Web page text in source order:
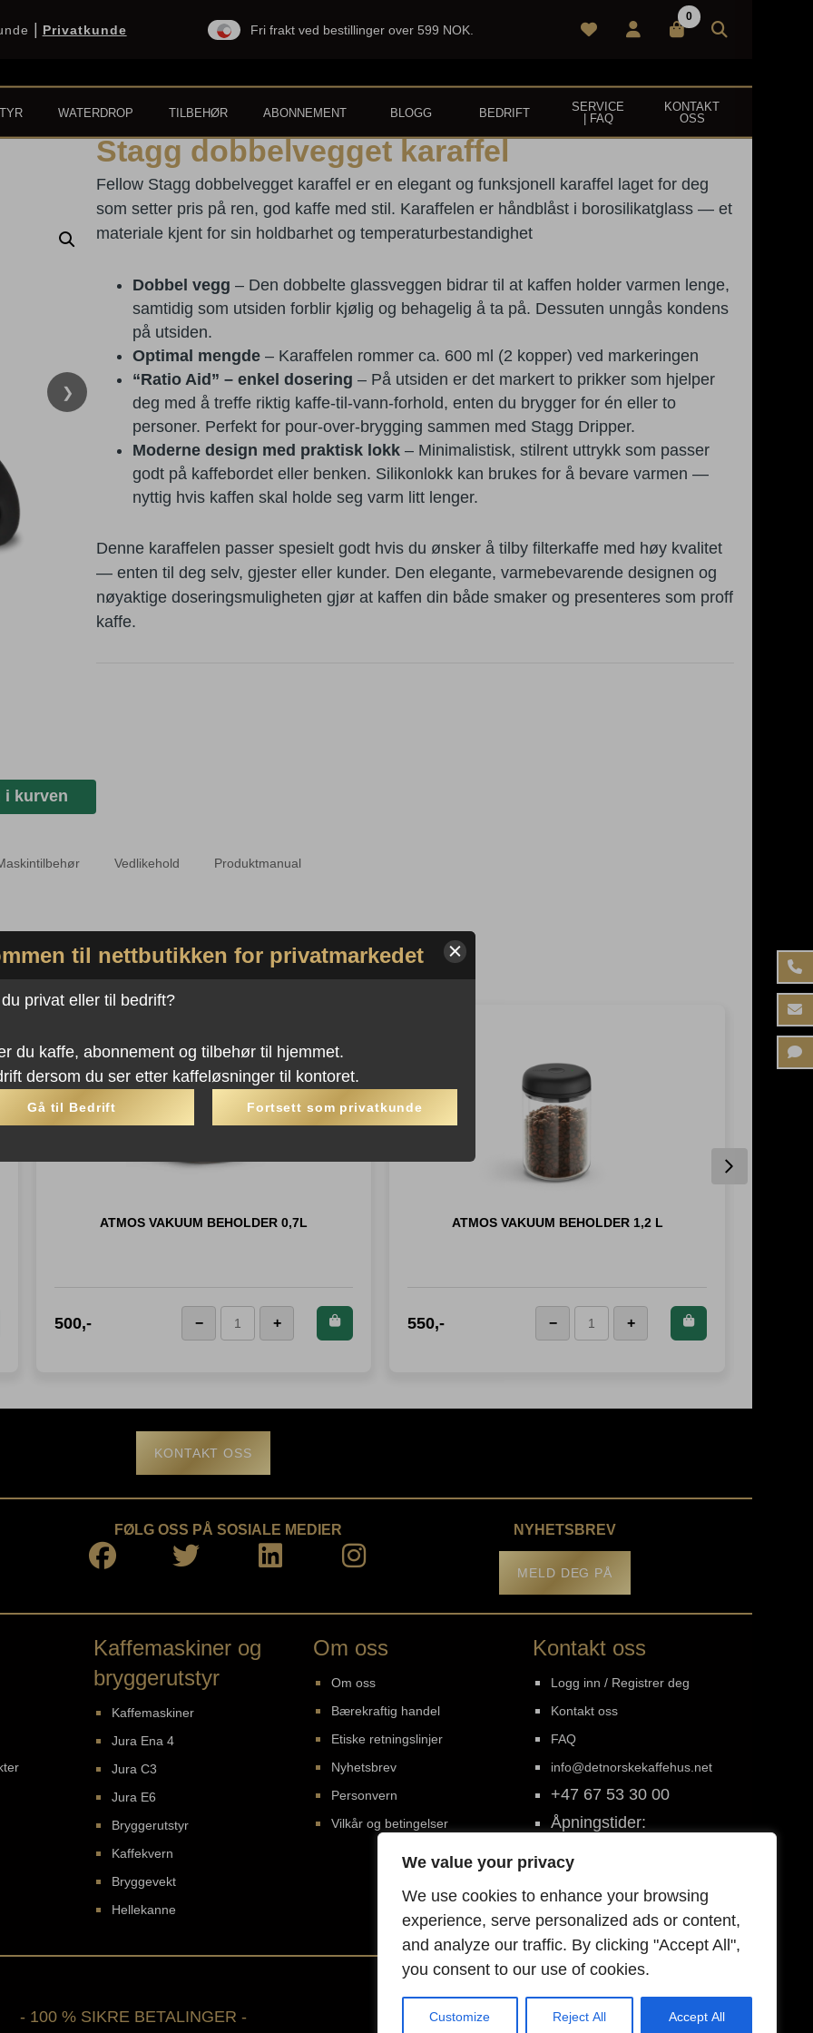
We value your privacy
We use cookies to enhance your browsing
experience, serve personalized ads or content,
and analyze our traffic. By clicking "Accept All",
you consent to our use of cookies.
Customize Reject All Accept All
Privatkunde Fri frakt ved bestillinger over 599 NOK.
0
WATERDROP TILBEHØR ABONNEMENT BLOGG BEDRIFT
SERVICE
| FAQ
KONTAKT
OSS
❯
i kurven
Stagg dobbelvegget karaffel
Fellow Stagg dobbelvegget karaffel er en elegant og funksjonell karaffel laget for deg
som setter pris på ren, god kaffe med stil. Karaf­felen er håndblåst i borosilikatglass — et
materiale kjent for sin holdbarhet og temperaturbestandighet
Dobbel vegg – Den dobbelte glassveggen bidrar til at kaffen holder varmen lenge,
samtidig som utsiden forblir kjølig og behagelig å ta på. Dessuten unngås kondens
på utsiden.
Optimal mengde – Karaf­felen rommer ca. 600 ml (2 kopper) ved markeringen
“Ratio Aid” – enkel dosering – På utsiden er det markert to prikker som hjelper
deg med å treffe riktig kaffe-til-vann-forhold, enten du brygger for én eller to
personer. Perfekt for pour-over-brygging sammen med Stagg Dripper.
Moderne design med praktisk lokk – Minimalistisk, stilrent uttrykk som passer
godt på kaffebordet eller benken. Silikonlokk kan brukes for å bevare varmen —
nyttig hvis kaffen skal holde seg varm litt lenger.
Denne karaffelen passer spesielt godt hvis du ønsker å tilby filterkaffe med høy kvalitet
— enten til deg selv, gjester eller kunder. Den elegante, varmebevarende designen og
nøyaktige doseringsmuligheten gjør at kaffen din både smaker og presenteres som proff
kaffe.
Vedlikehold Produktmanual
ATMOS VAKUUM BEHOLDER 0,7L
500,-
Kjøp dette produktet
og spar500Poeng!
− +
ATMOS VAKUUM BEHOLDER 1,2 L
550,-
Kjøp dette produktet
og spar550Poeng!
− +
Next
KONTAKT OSS
FØLG OSS PÅ SOSIALE MEDIER NYHETSBREV
MELD DEG PÅ
Kaffemaskiner og
bryggerutstyr
Kaffemaskiner
Jura Ena 4
Jura C3
Jura E6
Bryggerutstyr
Kaffekvern
Bryggevekt
Hellekanne
Om oss
Om oss
Bærekraftig handel
Etiske retningslinjer
Nyhetsbrev
Personvern
Vilkår og betingelser
Kontakt oss
Logg inn / Registrer deg
Kontakt oss
FAQ
info@detnorskekaffehus.net
+47 67 53 30 00
Åpningstider:
kl. 08-16
- 100 % SIKRE BETALINGER -
til nettbutikken for privatmarkedet
privat eller til bedrift?
du kaffe, abonnement og tilbehør til hjemmet.
dersom du ser etter kaffeløsninger til kontoret.
Gå til Bedrift Fortsett som privatkunde